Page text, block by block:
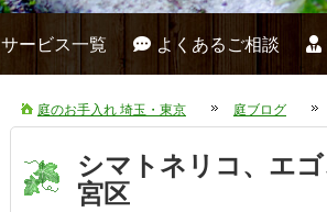
サービス一覧 よくあるご相談
庭のお手入れ 埼玉・東京 庭ブログ
シマトネリコ、エ
宮区